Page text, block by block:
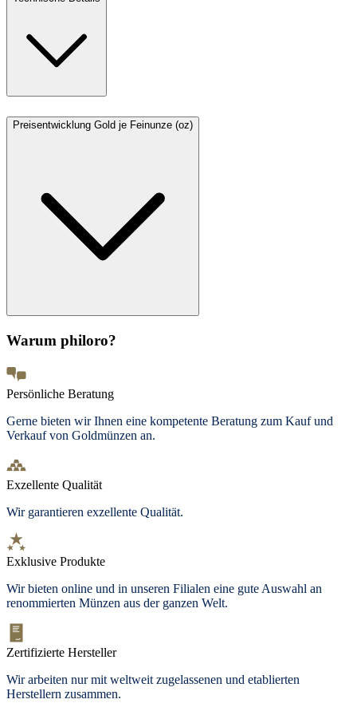
Preisentwicklung Gold je Feinunze (oz)
Warum philoro?
Persönliche Beratung
Gerne bieten wir Ihnen eine kompetente Beratung zum Kauf und
Verkauf von Goldmünzen an.
Exzellente Qualität
Wir garantieren exzellente Qualität.
Exklusive Produkte
Wir bieten online und in unseren Filialen eine gute Auswahl an
renommierten Münzen aus der ganzen Welt.
Zertifizierte Hersteller
Wir arbeiten nur mit weltweit zugelassenen und etablierten
Herstellern zusammen.